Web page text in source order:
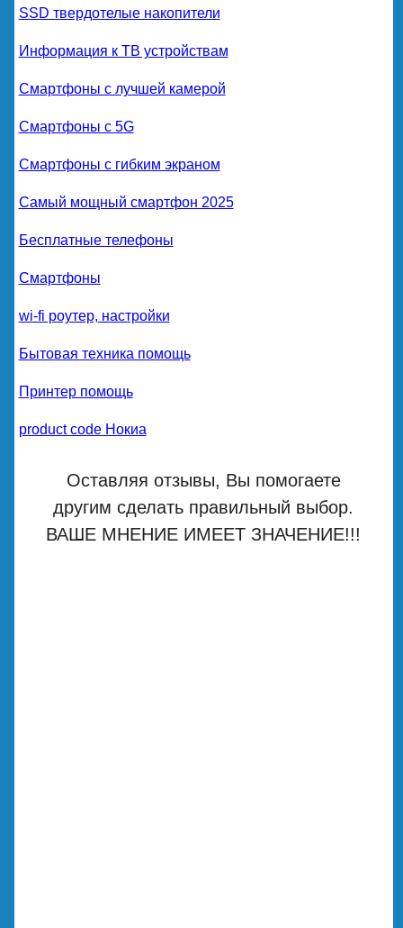
SSD твердотелые накопители
Информация к ТВ устройствам
Смартфоны с лучшей камерой
Смартфоны с 5G
Смартфоны с гибким экраном
Самый мощный смартфон 2025
Бесплатные телефоны
Смартфоны
wi-fi роутер, настройки
Бытовая техника помощь
Принтер помощь
product code Нокиа
Оставляя отзывы, Вы помогаете
другим сделать правильный выбор.
ВАШЕ МНЕНИЕ ИМЕЕТ ЗНАЧЕНИЕ!!!